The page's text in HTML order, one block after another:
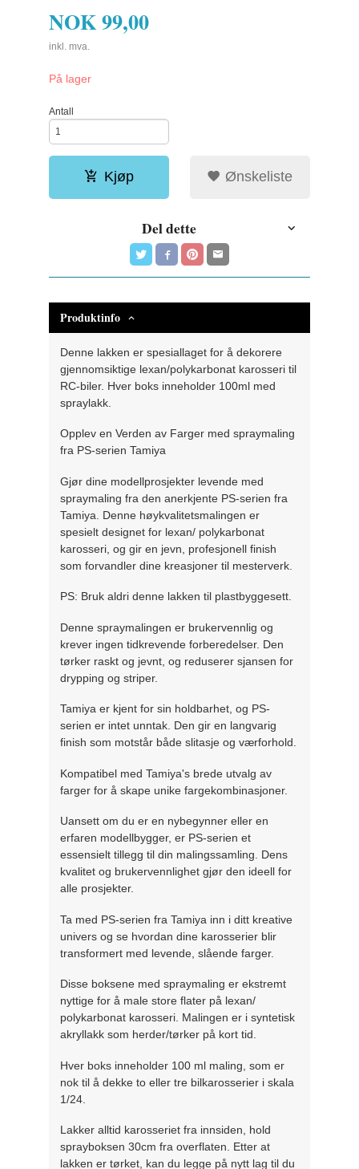
NOK99,00
inkl. mva.
På lager
Antall
Kjøp Ønskeliste
Del dette
Produktinfo
Denne lakken er spesiallaget for å dekorere
gjennomsiktige lexan/polykarbonat karosseri til
RC-biler. Hver boks inneholder 100ml med
spraylakk.
Opplev en Verden av Farger med spraymaling
fra PS-serien Tamiya
Gjør dine modellprosjekter levende med
spraymaling fra den anerkjente PS-serien fra
Tamiya. Denne høykvalitetsmalingen er
spesielt designet for lexan/ polykarbonat
karosseri, og gir en jevn, profesjonell finish
som forvandler dine kreasjoner til mesterverk.
PS: Bruk aldri denne lakken til plastbyggesett.
Denne spraymalingen er brukervennlig og
krever ingen tidkrevende forberedelser. Den
tørker raskt og jevnt, og reduserer sjansen for
drypping og striper.
Tamiya er kjent for sin holdbarhet, og PS-
serien er intet unntak. Den gir en langvarig
finish som motstår både slitasje og værforhold.
Kompatibel med Tamiya's brede utvalg av
farger for å skape unike fargekombinasjoner.
Uansett om du er en nybegynner eller en
erfaren modellbygger, er PS-serien et
essensielt tillegg til din malingssamling. Dens
kvalitet og brukervennlighet gjør den ideell for
alle prosjekter.
Ta med PS-serien fra Tamiya inn i ditt kreative
univers og se hvordan dine karosserier blir
transformert med levende, slående farger.
Disse boksene med spraymaling er ekstremt
nyttige for å male store flater på lexan/
polykarbonat karosseri. Malingen er i syntetisk
akryllakk som herder/tørker på kort tid.
Hver boks inneholder 100 ml maling, som er
nok til å dekke to eller tre bilkarosserier i skala
1/24.
Lakker alltid karosseriet fra innsiden, hold
sprayboksen 30cm fra overflaten. Etter at
lakken er tørket, kan du legge på nytt lag til du